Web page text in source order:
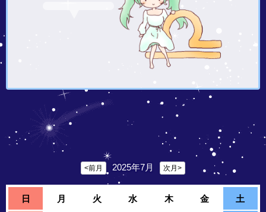
<前月 2025年7月 次月>
日 月 火 水 木 金 土